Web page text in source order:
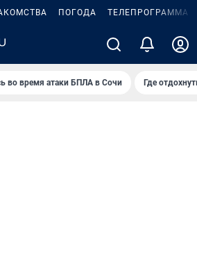
ПОГОДА ТЕЛЕПРОГРАММА
во время атаки БПЛА в Сочи Где